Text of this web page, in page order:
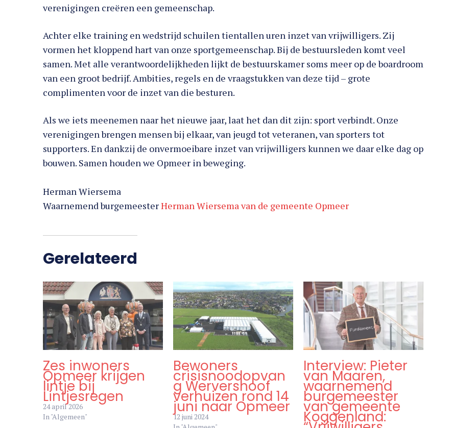
verenigingen creëren een gemeenschap.
Achter elke training en wedstrijd schuilen tientallen uren inzet van vrijwilligers. Zij
vormen het kloppend hart van onze sportgemeenschap. Bij de bestuursleden komt veel
samen. Met alle verantwoordelijkheden lijkt de bestuurskamer soms meer op de boardroom
van een groot bedrijf. Ambities, regels en de vraagstukken van deze tijd – grote
complimenten voor de inzet van die besturen.
Als we iets meenemen naar het nieuwe jaar, laat het dan dit zijn: sport verbindt. Onze
verenigingen brengen mensen bij elkaar, van jeugd tot veteranen, van sporters tot
supporters. En dankzij de onvermoeibare inzet van vrijwilligers kunnen we daar elke dag op
bouwen. Samen houden we Opmeer in beweging.
Herman Wiersema
Waarnemend burgemeesterHerman Wiersema van de gemeente Opmeer
Gerelateerd
Zes inwoners
Opmeer krijgen
lintje bij
Lintjesregen
24 april 2026
In "Algemeen"
Bewoners
crisisnoodopvan
g Wervershoof
verhuizen rond 14
juni naar Opmeer
12 juni 2024
Interview: Pieter
van Maaren,
waarnemend
burgemeester
van gemeente
Koggenland: